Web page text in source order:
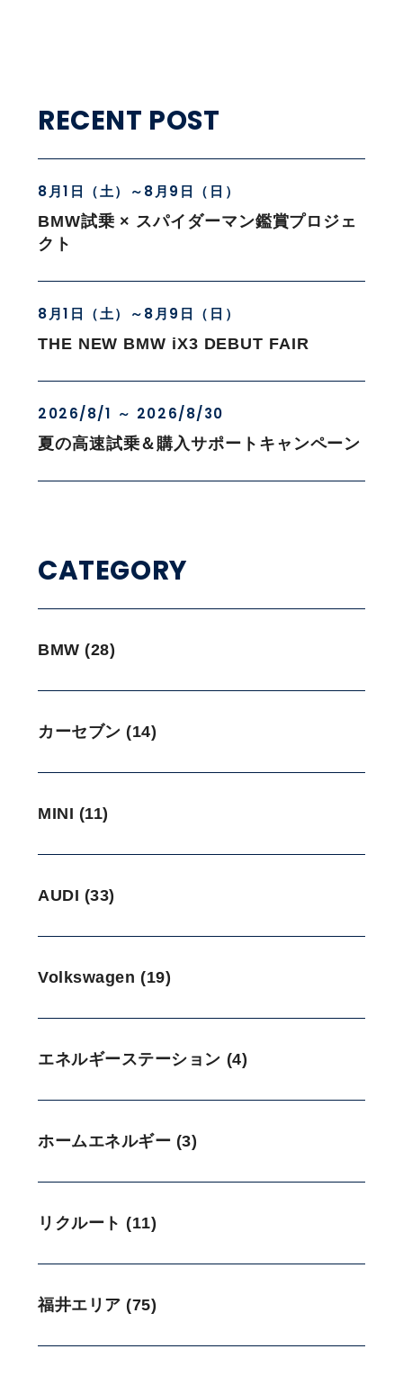
RECENT POST
8月1日（土）～8月9日（日）
BMW試乗 × スパイダーマン鑑賞プロジェ
クト
8月1日（土）～8月9日（日）
THE NEW BMW iX3 DEBUT FAIR
2026/8/1 ～ 2026/8/30
夏の高速試乗＆購入サポートキャンペーン
CATEGORY
BMW (28)
カーセブン (14)
MINI (11)
AUDI (33)
Volkswagen (19)
エネルギーステーション (4)
ホームエネルギー (3)
リクルート (11)
福井エリア (75)